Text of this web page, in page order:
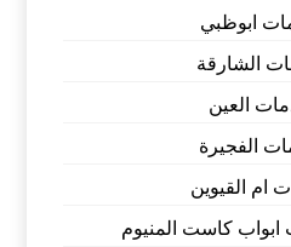
ابوظبي
الشارقة
العين
الفجيرة
ام القيوين
كاست المنيوم